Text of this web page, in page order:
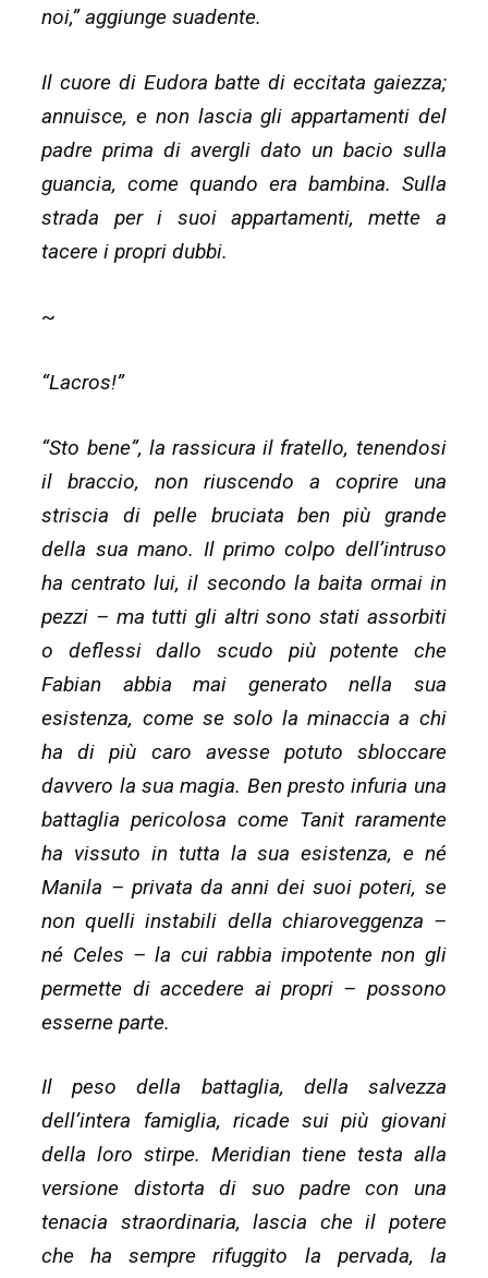
noi,” aggiunge suadente.
Il cuore di Eudora batte di eccitata gaiezza;
annuisce, e non lascia gli appartamenti del
padre prima di avergli dato un bacio sulla
guancia, come quando era bambina. Sulla
strada per i suoi appartamenti, mette a
tacere i propri dubbi.
~
“Lacros!”
“Sto bene”, la rassicura il fratello, tenendosi
il braccio, non riuscendo a coprire una
striscia di pelle bruciata ben più grande
della sua mano. Il primo colpo dell’intruso
ha centrato lui, il secondo la baita ormai in
pezzi – ma tutti gli altri sono stati assorbiti
o deflessi dallo scudo più potente che
Fabian abbia mai generato nella sua
esistenza, come se solo la minaccia a chi
ha di più caro avesse potuto sbloccare
davvero la sua magia. Ben presto infuria una
battaglia pericolosa come Tanit raramente
ha vissuto in tutta la sua esistenza, e né
Manila – privata da anni dei suoi poteri, se
non quelli instabili della chiaroveggenza –
né Celes – la cui rabbia impotente non gli
permette di accedere ai propri – possono
esserne parte.
Il peso della battaglia, della salvezza
dell’intera famiglia, ricade sui più giovani
della loro stirpe. Meridian tiene testa alla
versione distorta di suo padre con una
tenacia straordinaria, lascia che il potere
che ha sempre rifuggito la pervada, la